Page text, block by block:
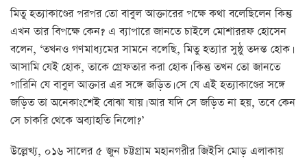
মিতু হত্যাকাণ্ডের পরপর তো বাবুল আক্তারের পক্ষে কথা বলেছিলেন কিন্তু
এখন তার বিপক্ষে কেন? এ ব্যাপারে জানতে চাইলে মোশাররফ হোসেন
বলেন, ‘তখনও গণমাধ্যমের সামনে বলেছি, মিতু হত্যার সুষ্ঠু তদন্ত হোক।
আসামি যেই হোক, তাকে গ্রেফতার করা হোক। কিন্তু তখন তো জানতে
পারিনি যে বাবুল আক্তার এর সঙ্গে জড়িত। সে যে এই হত্যাকাণ্ডের সঙ্গে
জড়িত তা অনেকাংশেই বোঝা যায়। আর যদি সে জড়িত না হয়, তবে কেন
সে চাকরি থেকে অব্যাহতি নিলো?’
উল্লেখ্য, ০১৬ সালের ৫ জুন চট্টগ্রাম মহানগরীর জিইসি মোড় এলাকায়